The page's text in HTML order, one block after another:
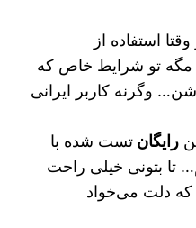
استفاده از
تو شرایط خاص که
وگرنه کاربر ایرانی
رایگانتست شده با
تا بتونی خیلی راحت
که دلت می‌خواد